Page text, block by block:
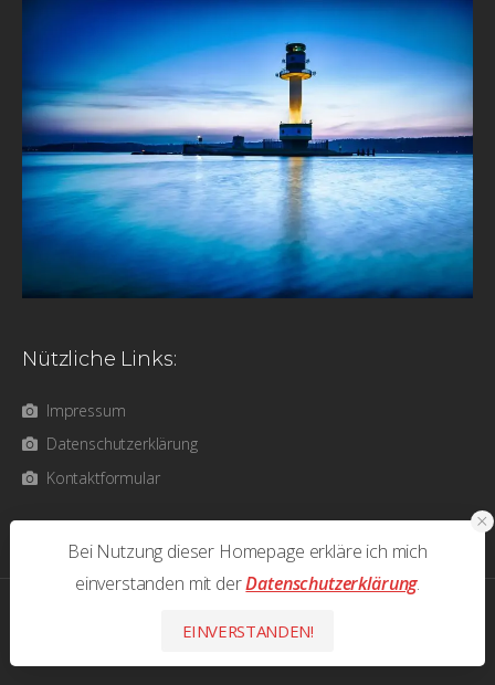
Nützliche Links:
Impressum
Datenschutzerklärung
Kontaktformular
photos & text © 2026 Olaf Bathke - All Rights Reserved
Bei Nutzung dieser Homepage erkläre ich mich
einverstanden mit derDatenschutzerklärung.
EINVERSTANDEN!